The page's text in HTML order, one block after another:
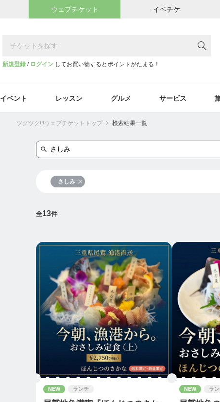
ウェブチケット イベチケ
新規登録 / ログイン してお買い物するとポイントがたまる！
イベント レッスン グルメ サービス
ツクツク!!!ウェブチケットトップ 検索結果一覧
さしみ
全13件
NEW ランチ NEW ラ